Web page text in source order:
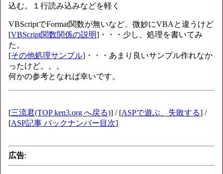
込む。１行読み込みなどを軽く
VBScriptでFormat関数が無いなど、微妙にVBAと違うけど
[VBScript関数関係の説明]・・・少し、処理を書いてみ
た。
[その他処理サンプル]・・・あまり良いサンプル作れなか
ったけど。。。
何かの参考となれば幸いです。
[三流君(TOP ken3.org へ戻る)] / [ASPで遊ぶ、失敗する] /
[ASP記事 バックナンバー目次]
広告: